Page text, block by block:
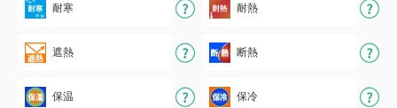
耐寒 耐熱
遮熱 断熱
保温 保冷